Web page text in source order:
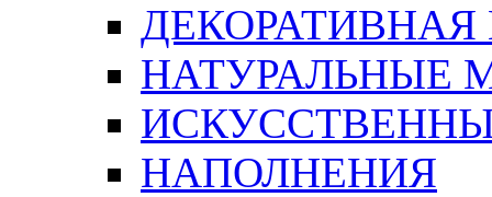
ДЕКОРАТИВНАЯ
НАТУРАЛЬНЫЕ
НАПОЛНЕНИЯ